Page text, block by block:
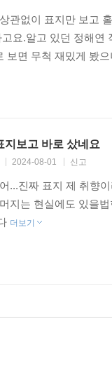
문이지?” (정해연, 〈
’은 이번 달에만 벌
, 전혀 접점이 없는
꽃배달이 왔다. 그
에게서 볼 수 있다. ‘
분명했다.” (홍선주,
연자 피아니스트 J
여자는 H, J, K로 명
. 그런데 놀랍게도 자
관없이 표지만 보고
요.알고 있던 정해연
보면 무척 재밌게 봤
지보고 바로 샀네요
2024-08-01 신고
...진짜 표지 제 취향
지는 현실에도 있을
더보기